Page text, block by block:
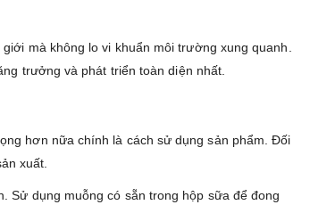
mà không lo vi khuẩn môi trường xung quanh.
trưởng và phát triển toàn diện nhất.
hơn nữa chính là cách sử dụng sản phẩm. Đối
xuất.
Sử dụng muỗng có sẵn trong hộp sữa để đong